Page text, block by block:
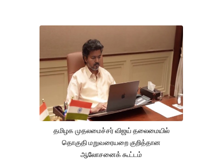
தமிழக முதலமைச்சர் விஜய் தலைமையில்
தொகுதி மறுவரையறை குறித்தான
ஆலோசனைக் கூட்டம்